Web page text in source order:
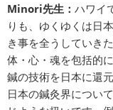
Minori先生： ハワイ
りも、ゆくゆくは日
き事を全うしていき
体・心・魂を包括的
鍼の技術を日本に還
日本の鍼灸界につい